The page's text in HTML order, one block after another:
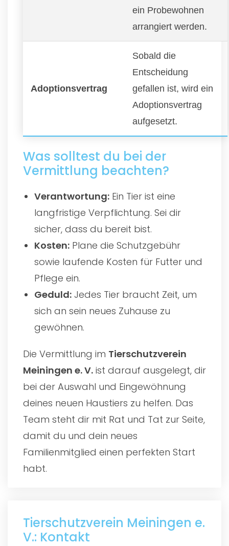
ein Probewohnen
arrangiert werden.
Adoptionsvertrag
Sobald die
Entscheidung
gefallen ist, wird ein
Adoptionsvertrag
aufgesetzt.
Was solltest du bei der
Vermittlung beachten?
Verantwortung: Ein Tier ist eine
langfristige Verpflichtung. Sei dir
sicher, dass du bereit bist.
Kosten: Plane die Schutzgebühr
sowie laufende Kosten für Futter und
Pflege ein.
Geduld: Jedes Tier braucht Zeit, um
sich an sein neues Zuhause zu
gewöhnen.
Die Vermittlung im Tierschutzverein
Meiningen e. V. ist darauf ausgelegt, dir
bei der Auswahl und Eingewöhnung
deines neuen Haustiers zu helfen. Das
Team steht dir mit Rat und Tat zur Seite,
damit du und dein neues
Familienmitglied einen perfekten Start
habt.
Tierschutzverein Meiningen e.
V.: Kontakt